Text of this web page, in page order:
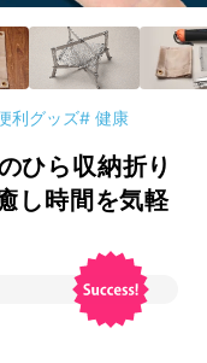
利グッズ# 健康
ひら収納折り
し時間を気軽